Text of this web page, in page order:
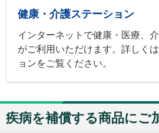
健康・介護ステーション
インターネットで健康・医療、
がご利用いただけます。詳しく
ョンをご覧ください。
疾病を補償する商品にご